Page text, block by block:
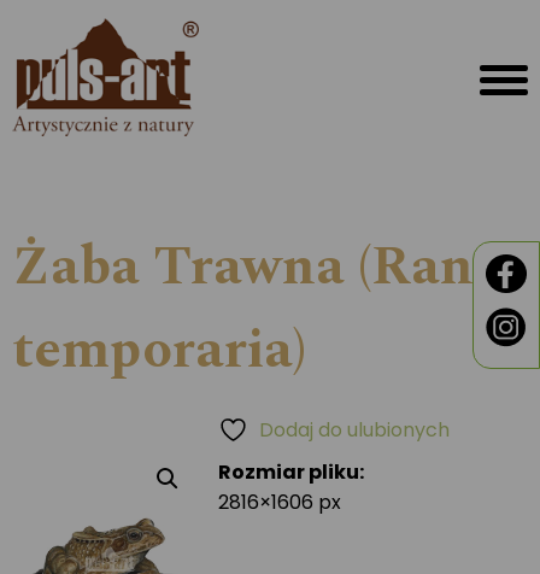
Żaba Trawna (Rana
temporaria)
Rozmiar pliku:
2816×1606 px
Dodaj do ulubionych